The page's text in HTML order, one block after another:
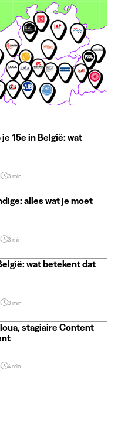
15e in België: wat
3 min
alles wat je moet
3 min
wat betekent dat
3 min
stagiaire Content
4 min